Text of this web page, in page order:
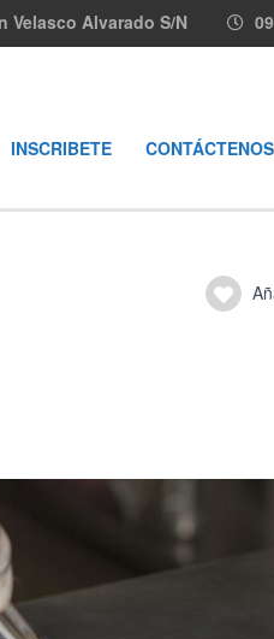
Velasco Alvarado S/N
INSCRIBETE CONTÁCTENOS